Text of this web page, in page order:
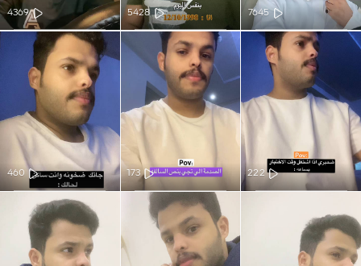
7645
5428
4369
222
173
460